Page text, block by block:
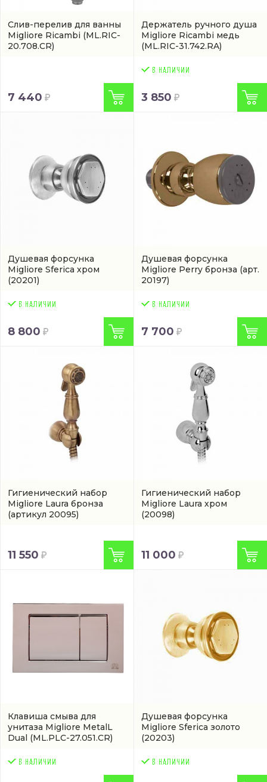
Слив-перелив для ванны
Migliore Ricambi (ML.RIC-
20.708.CR)
7 440
Держатель ручного душа
Migliore Ricambi медь
(ML.RIC-31.742.RA)
3 850
Душевая форсунка
Migliore Sferica хром
(20201)
8 800
Душевая форсунка
Migliore Perry бронза (арт.
20197)
7 700
Гигиенический набор
Migliore Laura бронза
(артикул 20095)
11 550
Гигиенический набор
Migliore Laura хром
(20098)
11 000
Клавиша смыва для
унитаза Migliore MetalL
Dual (ML.PLC-27.051.CR)
Душевая форсунка
Migliore Sferica золото
(20203)